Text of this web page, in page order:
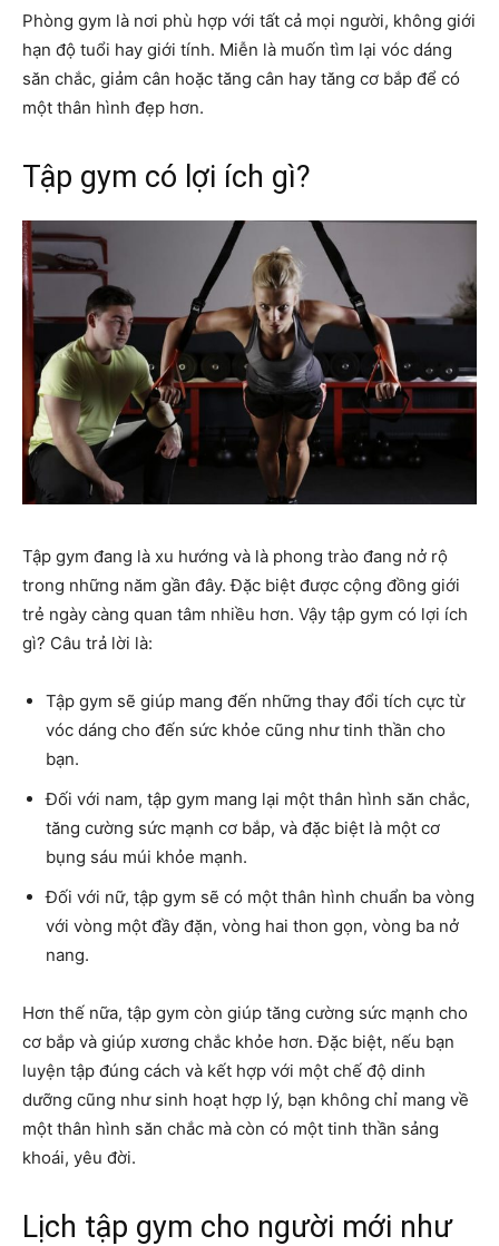
Phòng gym là nơi phù hợp với tất cả mọi người, không giới
hạn độ tuổi hay giới tính. Miễn là muốn tìm lại vóc dáng
săn chắc, giảm cân hoặc tăng cân hay tăng cơ bắp để có
một thân hình đẹp hơn.
Tập gym có lợi ích gì?
Tập gym đang là xu hướng và là phong trào đang nở rộ
trong những năm gần đây. Đặc biệt được cộng đồng giới
trẻ ngày càng quan tâm nhiều hơn. Vậy tập gym có lợi ích
gì? Câu trả lời là:
Tập gym sẽ giúp mang đến những thay đổi tích cực từ
vóc dáng cho đến sức khỏe cũng như tinh thần cho
bạn.
Đối với nam, tập gym mang lại một thân hình săn chắc,
tăng cường sức mạnh cơ bắp, và đặc biệt là một cơ
bụng sáu múi khỏe mạnh.
Đối với nữ, tập gym sẽ có một thân hình chuẩn ba vòng
với vòng một đầy đặn, vòng hai thon gọn, vòng ba nở
nang.
Hơn thế nữa, tập gym còn giúp tăng cường sức mạnh cho
cơ bắp và giúp xương chắc khỏe hơn. Đặc biệt, nếu bạn
luyện tập đúng cách và kết hợp với một chế độ dinh
dưỡng cũng như sinh hoạt hợp lý, bạn không chỉ mang về
một thân hình săn chắc mà còn có một tinh thần sảng
khoái, yêu đời.
Lịch tập gym cho người mới như